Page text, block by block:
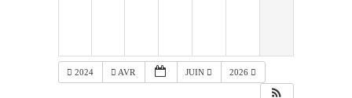
2024 AVR JUIN 2026